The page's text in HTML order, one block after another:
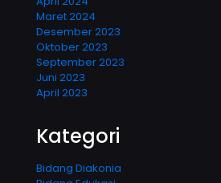
Maret 2024
Desember 2023
Oktober 2023
September 2023
Juni 2023
April 2023
Kategori
Bidang Diakonia